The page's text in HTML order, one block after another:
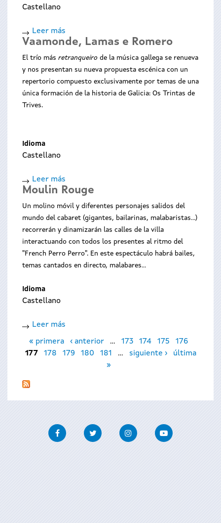
Castellano
Leer más
Vaamonde,
Lamas
e
Romero
en
Vaamonde, Lamas e Romero
El trío más retranqueiro de la música gallega se renueva
y nos presentan su nueva propuesta escénica con un
repertorio compuesto exclusivamente por temas de una
única formación de la historia de Galicia: Os Trintas de
Trives.
Idioma
Castellano
Leer más
Vaamonde,
Lamas
e
Romero
Moulin Rouge
Un molino móvil y diferentes personajes salidos del
mundo del cabaret (gigantes, bailarinas, malabaristas...)
recorrerán y dinamizarán las calles de la villa
interactuando con todos los presentes al ritmo del
"French Perro Perro". En este espectáculo habrá bailes,
temas cantados en directo, malabares...
Idioma
Castellano
Leer más
Moulin
Rouge
Páginas
« primera ‹ anterior … 173 174 175
176
177
178 179 180 181 … siguiente ›
última
»
FacebookTwitter InstagramYoutube